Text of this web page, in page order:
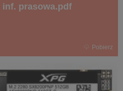
inf. prasowa.pdf
Pobierz